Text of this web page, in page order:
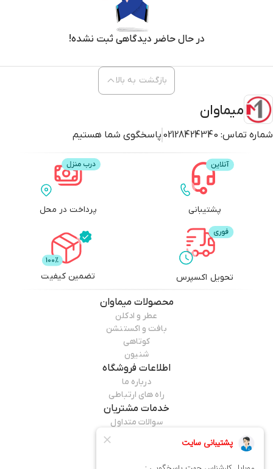
در حال حاضر دیدگاهی ثبت نشده!
میماوان
شماره تماس: 02128424340 پاسخگوی شما هستیم
بازگشت به بالا
پشتیبانی پرداخت در محل
تحویل اکسپرس تضمین کیفیت
محصولاتمیماوان
عطر و ادکلن
بافت و اکستنشن
کوتاهی
شنیون
اطلاعات فروشگاه
درباره ما
راه های ارتباطی
خدمات مشتریان
سوالات متداول
قوانین مرجوعی
همراه ما باشید